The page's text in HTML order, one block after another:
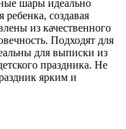
шары идеально
создавая
из качественного
Подходят для
для выписки из
праздника. Не
ярким и